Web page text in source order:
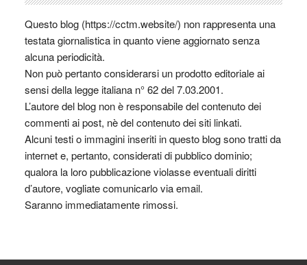
Questo blog (https://cctm.website/) non rappresenta una
testata giornalistica in quanto viene aggiornato senza
alcuna periodicità.
Non può pertanto considerarsi un prodotto editoriale ai
sensi della legge italiana n° 62 del 7.03.2001.
L’autore del blog non è responsabile del contenuto dei
commenti ai post, nè del contenuto dei siti linkati.
Alcuni testi o immagini inseriti in questo blog sono tratti da
internet e, pertanto, considerati di pubblico dominio;
qualora la loro pubblicazione violasse eventuali diritti
d’autore, vogliate comunicarlo via email.
Saranno immediatamente rimossi.